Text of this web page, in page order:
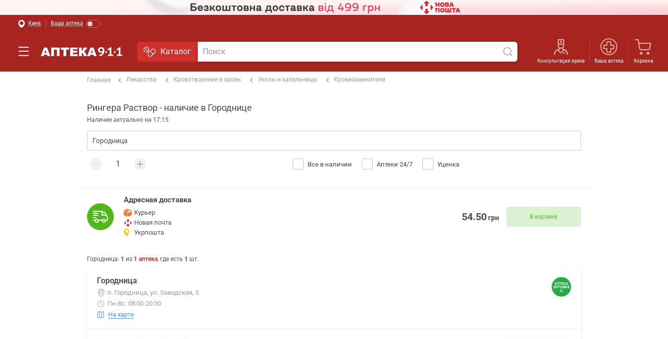
Киев Ваша аптека
Каталог
Консультация врача Ваша аптека Корзина
Главная Лекарства Кровотворение и кровь Уколы и капельницы Кровезаменители
Рингера Раствор - наличие в Городнице
Наличие актуально на 17:15
Все в наличии Аптеки 24/7 Уценка
Адресная доставка
Курьер
Новая почта
Укрпошта
54.50грн В корзину
Городница: 1 из 1 аптека, где есть 1 шт.
Городница
п. Городница, ул. Заводская, 5
Пн-Вс: 08:00-20:00
На карте